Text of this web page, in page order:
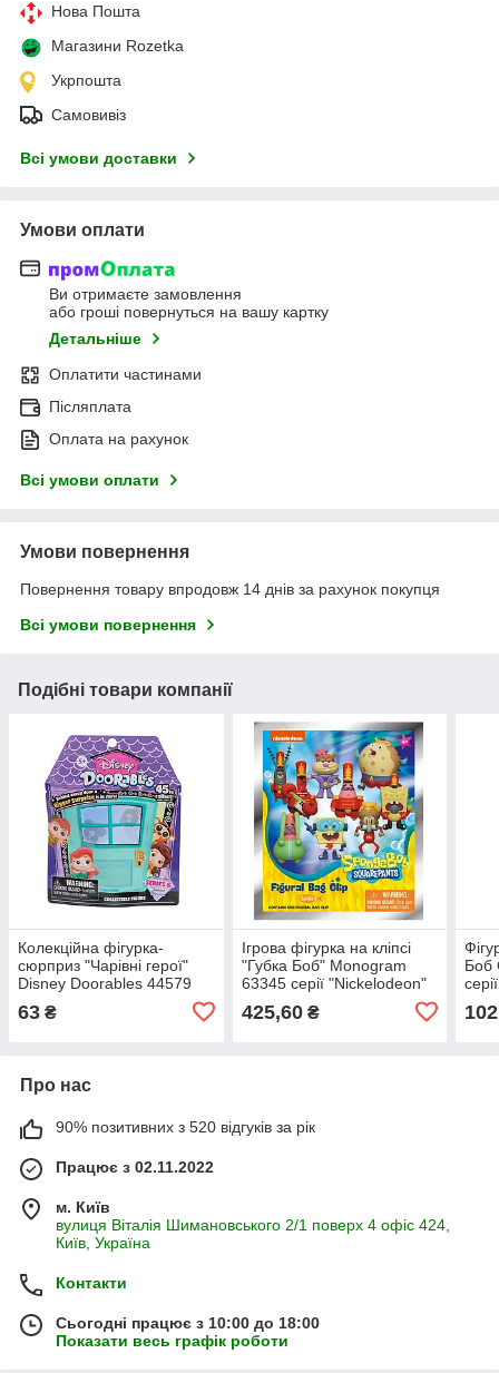
Нова Пошта
Магазини Rozetka
Укрпошта
Самовивіз
Всі умови доставки
Умови оплати
Ви отримаєте замовлення
або гроші повернуться на вашу картку
Детальніше
Оплатити частинами
Післяплата
Оплата на рахунок
Всі умови оплати
Умови повернення
Повернення товару впродовж 14 днів за рахунок покупця
Всі умови повернення
Подібні товари компанії
Колекційна фігурка-
сюрприз "Чарівні герої"
Disney Doorables 44579
63 ₴
Ігрова фігурка на кліпсі
"Губка Боб" Monogram
63345 серії "Nickelodeon"
425,60₴
Боб
Про нас
90% позитивних з 520 відгуків за рік
Працює з 02.11.2022
м. Київ
вулиця Віталія Шимановського 2/1 поверх 4 офіс 424,
Київ, Україна
Контакти
Сьогодні працює з 10:00 до 18:00
Показати весь графік роботи